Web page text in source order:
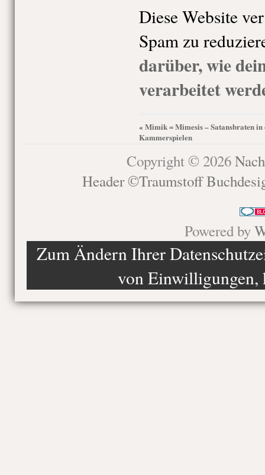
Diese Website
Spam zu
darüber, wie
verarbeitet
« Mimik = Mimesis – Satansbraten in
Kammerspielen
Copyright © 2026
Header ©Traumstoff
Powered by
Zum Ändern Ihrer
von